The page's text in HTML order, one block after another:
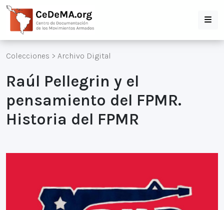
Colecciones > Archivo Digital
Raúl Pellegrin y el
pensamiento del FPMR.
Historia del FPMR